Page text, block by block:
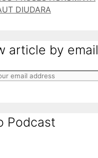
DIUDARA
article by email
Podcast